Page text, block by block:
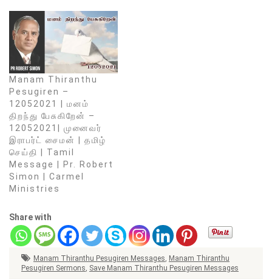
Manam Thiranthu
Pesugiren –
12052021 | மனம்
திறந்து பேசுகிறேன் –
12052021| முனைவர்
இராபர்ட் சைமன் | தமிழ்
செய்தி | Tamil
Message | Pr. Robert
Simon | Carmel
Ministries
Share with
Manam Thiranthu Pesugiren Messages Manam Thiranthu
Pesugiren Sermons Save Manam Thiranthu Pesugiren Messages